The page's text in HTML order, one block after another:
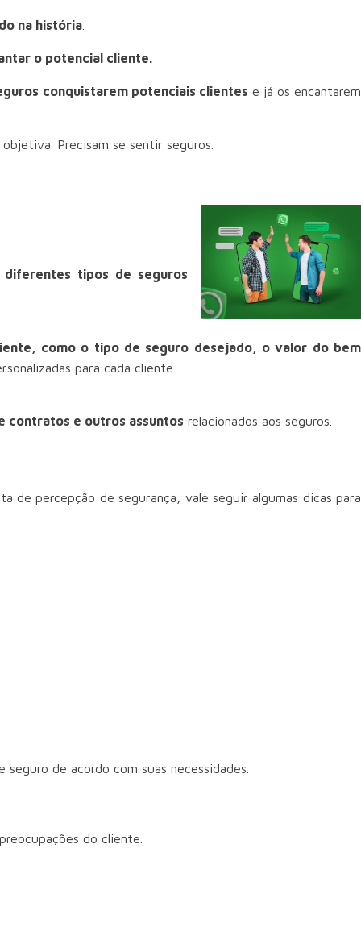
na história
o potencial cliente.
conquistarem potenciais clientes e já os encantarem
Precisam se sentir seguros.
tipos de seguros
como o tipo de seguro desejado, o valor do bem
para cada cliente.
contratos e outros assuntos relacionados aos seguros.
percepção de segurança, vale seguir algumas dicas para
de acordo com suas necessidades.
do cliente.